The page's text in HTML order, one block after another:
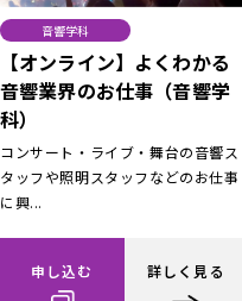
音響学科
【オンライン】よくわかる
音響業界のお仕事（音響学
科）
コンサート・ライブ・舞台の音響ス
タッフや照明スタッフなどのお仕事
に興...
申し込む 詳しく見る